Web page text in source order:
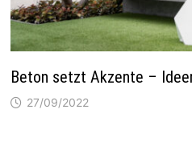
Beton setzt Akzente –
27/09/2022